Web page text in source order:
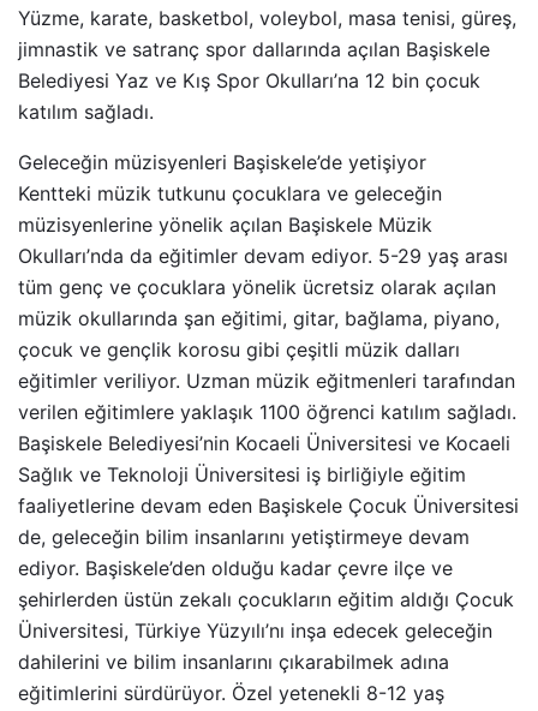
Yüzme, karate, basketbol, voleybol, masa tenisi, güreş,
jimnastik ve satranç spor dallarında açılan Başiskele
Belediyesi Yaz ve Kış Spor Okulları’na 12 bin çocuk
katılım sağladı.
Geleceğin müzisyenleri Başiskele’de yetişiyor
Kentteki müzik tutkunu çocuklara ve geleceğin
müzisyenlerine yönelik açılan Başiskele Müzik
Okulları’nda da eğitimler devam ediyor. 5-29 yaş arası
tüm genç ve çocuklara yönelik ücretsiz olarak açılan
müzik okullarında şan eğitimi, gitar, bağlama, piyano,
çocuk ve gençlik korosu gibi çeşitli müzik dalları
eğitimler veriliyor. Uzman müzik eğitmenleri tarafından
verilen eğitimlere yaklaşık 1100 öğrenci katılım sağladı.
Başiskele Belediyesi’nin Kocaeli Üniversitesi ve Kocaeli
Sağlık ve Teknoloji Üniversitesi iş birliğiyle eğitim
faaliyetlerine devam eden Başiskele Çocuk Üniversitesi
de, geleceğin bilim insanlarını yetiştirmeye devam
ediyor. Başiskele’den olduğu kadar çevre ilçe ve
şehirlerden üstün zekalı çocukların eğitim aldığı Çocuk
Üniversitesi, Türkiye Yüzyılı’nı inşa edecek geleceğin
dahilerini ve bilim insanlarını çıkarabilmek adına
eğitimlerini sürdürüyor. Özel yetenekli 8-12 yaş